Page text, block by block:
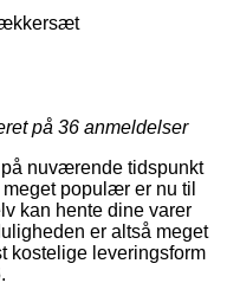
på 36 anmeldelser
nuværende tidspunkt
populær er nu til
kan hente dine varer
er altså meget
kostelige leveringsform